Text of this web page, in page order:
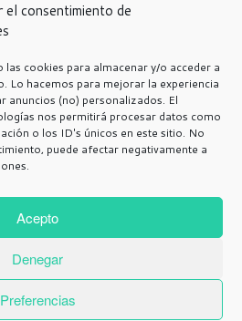
el consentimiento de
cookies para almacenar y/o acceder a
Lo hacemos para mejorar la experiencia
anuncios (no) personalizados. El
nos permitirá procesar datos como
o los ID's únicos en este sitio. No
puede afectar negativamente a
Acepto
Denegar
Preferencias
de Privacidad
Avisos Legales
de afiliación de Amazon.
de cookies
Contacto